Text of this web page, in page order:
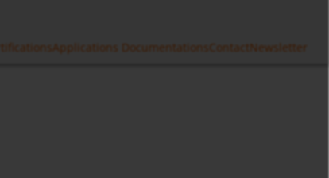
Applications Documentations ContactNewsletter